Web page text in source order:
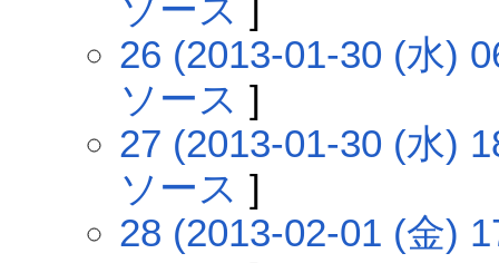
ソース ]
26 (2013-01-30 (水)
ソース ]
27 (2013-01-30 (水)
ソース ]
28 (2013-02-01 (金)